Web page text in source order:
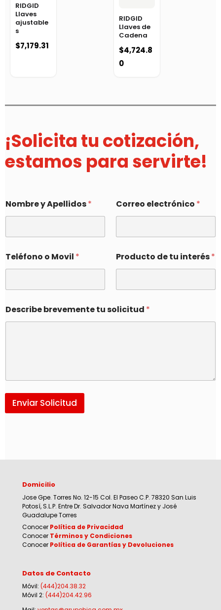
RIDGID
Llaves
ajustable
s
$7,179.31
RIDGID
Llaves de
Cadena
$4,724.8
0
¡Solicita tu cotización,
estamos para servirte!
Nombre y Apellidos* Correo electrónico *
Teléfono o Movil * Producto de tu interés*
Describe brevemente tu solicitud *
Enviar Solicitud
Domicilio
Jose Gpe. Torres No. 12-15 Col. El Paseo C.P. 78320 San Luis
Potosí, S.L.P. Entre Dr. Salvador Nava Martínez y José
Guadalupe Torres
Conocer Política de Privacidad
Conocer Términos y Condiciones
Conocer Política de Garantías y Devoluciones
Datos de Contacto
Móvil: (444)204.38.32
Móvil 2: (444)204.42.96